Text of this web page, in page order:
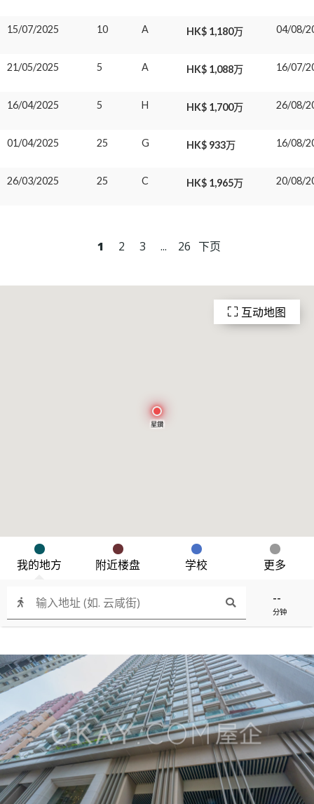
星鑽
--
分钟
我的地方 附近楼盘 学校 更多
互动地图
15/07/2025 10 A HK$ 1,180万 04/08/
21/05/2025 5 A HK$ 1,088万 16/07/
16/04/2025 5 H HK$ 1,700万 26/08/
01/04/2025 25 G HK$ 933万 16/08/
26/03/2025 25 C HK$ 1,965万 20/08/
1 2 3 ... 26 下页